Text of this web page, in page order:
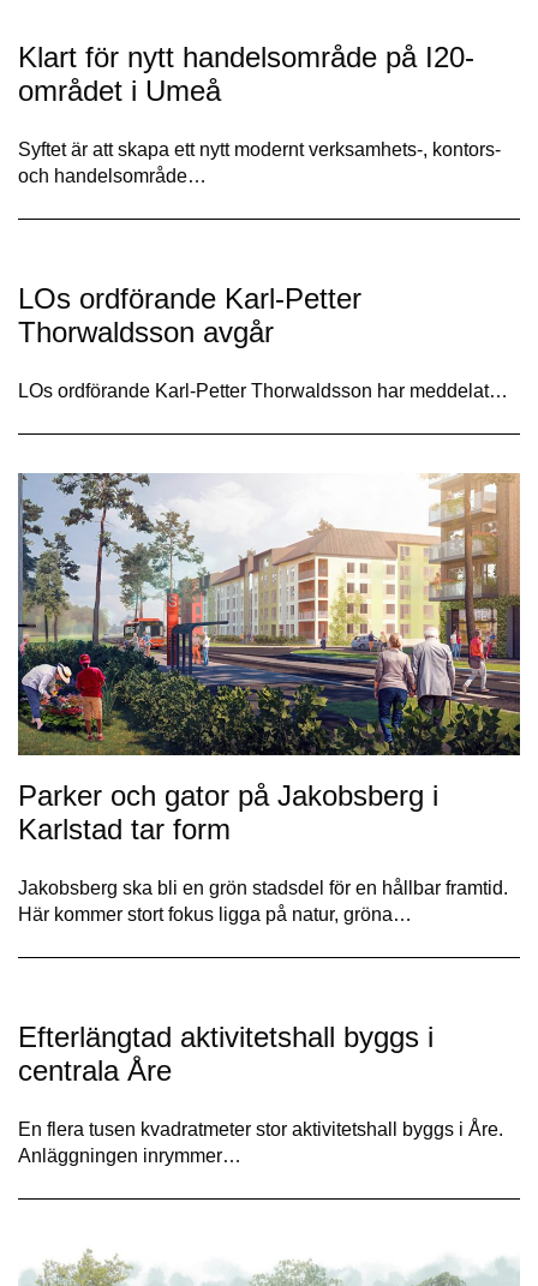
Klart för nytt handelsområde på I20-
området i Umeå
Syftet är att skapa ett nytt modernt verksamhets-, kontors-
och handelsområde…
LOs ordförande Karl-Petter
Thorwaldsson avgår
LOs ordförande Karl-Petter Thorwaldsson har meddelat…
Parker och gator på Jakobsberg i
Karlstad tar form
Jakobsberg ska bli en grön stadsdel för en hållbar framtid.
Här kommer stort fokus ligga på natur, gröna…
Efterlängtad aktivitetshall byggs i
centrala Åre
En flera tusen kvadratmeter stor aktivitetshall byggs i Åre.
Anläggningen inrymmer…